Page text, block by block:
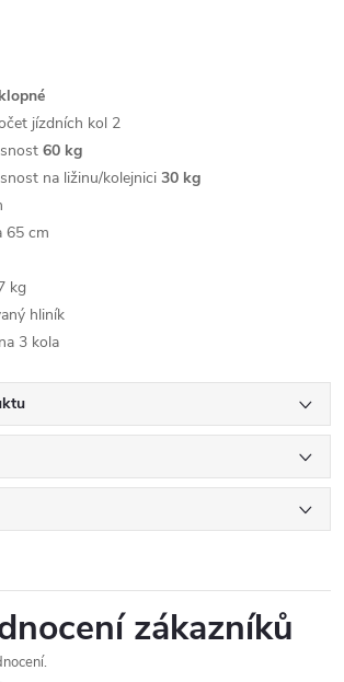
jízdních kol 2
60 kg
na ližinu/kolejnici 30 kg
65 cm
kg
hliník
na 3 kola
zákazníků